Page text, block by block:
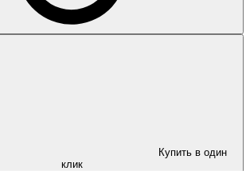
Купить в один
клик